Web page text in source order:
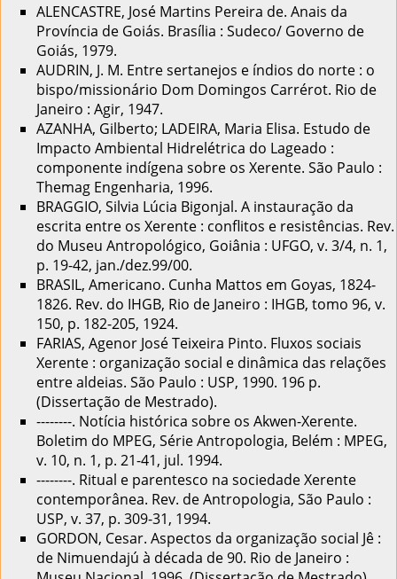
ALENCASTRE, José Martins Pereira de. Anais da
Província de Goiás. Brasília : Sudeco/ Governo de
Goiás, 1979.
AUDRIN, J. M. Entre sertanejos e índios do norte : o
bispo/missionário Dom Domingos Carrérot. Rio de
Janeiro : Agir, 1947.
AZANHA, Gilberto; LADEIRA, Maria Elisa. Estudo de
Impacto Ambiental Hidrelétrica do Lageado :
componente indígena sobre os Xerente. São Paulo :
Themag Engenharia, 1996.
BRAGGIO, Silvia Lúcia Bigonjal. A instauração da
escrita entre os Xerente : conflitos e resistências. Rev.
do Museu Antropológico, Goiânia : UFGO, v. 3/4, n. 1,
p. 19-42, jan./dez.99/00.
BRASIL, Americano. Cunha Mattos em Goyas, 1824-
1826. Rev. do IHGB, Rio de Janeiro : IHGB, tomo 96, v.
150, p. 182-205, 1924.
FARIAS, Agenor José Teixeira Pinto. Fluxos sociais
Xerente : organização social e dinâmica das relações
entre aldeias. São Paulo : USP, 1990. 196 p.
(Dissertação de Mestrado).
--------. Notícia histórica sobre os Akwen-Xerente.
Boletim do MPEG, Série Antropologia, Belém : MPEG,
v. 10, n. 1, p. 21-41, jul. 1994.
--------. Ritual e parentesco na sociedade Xerente
contemporânea. Rev. de Antropologia, São Paulo :
USP, v. 37, p. 309-31, 1994.
GORDON, Cesar. Aspectos da organização social Jê :
de Nimuendajú à década de 90. Rio de Janeiro :